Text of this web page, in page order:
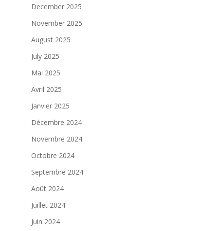
December 2025
November 2025
August 2025
July 2025
Mai 2025
Avril 2025
Janvier 2025
Décembre 2024
Novembre 2024
Octobre 2024
Septembre 2024
Août 2024
Juillet 2024
Juin 2024